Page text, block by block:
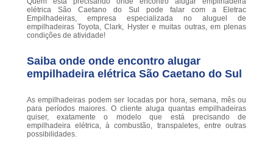
elétrica São Caetano do Sul pode falar com a Eletrac
Empilhadeiras, empresa especializada no aluguel de
empilhadeiras Toyota, Clark, Hyster e muitas outras, em plenas
condições de atividade!
Saiba onde onde encontro alugar
empilhadeira elétrica São Caetano do Sul
As empilhadeiras podem ser locadas por hora, semana, mês ou
para períodos maiores. O cliente aluga quantas empilhadeiras
quiser, exatamente o modelo que está precisando de
empilhadeira elétrica, à combustão, transpaletes, entre outras
possibilidades.